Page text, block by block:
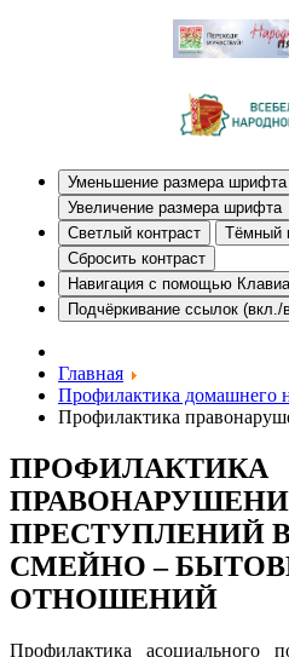
Уменьшение размера шрифта
Увеличение размера шрифта
Светлый контраст
Тёмный
Сбросить контраст
Навигация с помощью
Подчёркивание ссылок (вкл./
Главная
Профилактика домашнего
Профилактика
ПРОФИЛАКТИКА
ПРЕСТУПЛЕНИЙ
СМЕЙНО –
ОТНОШЕНИЙ
Профилактика асоциального